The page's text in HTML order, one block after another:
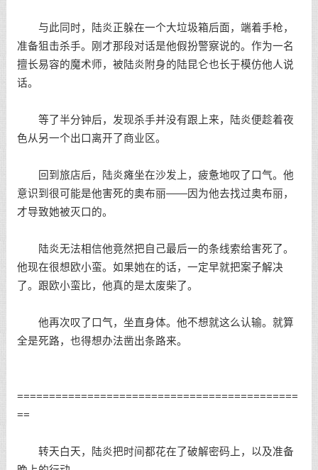
与此同时，陆炎正躲在一个大垃圾箱后面，端着手枪，
准备狙击杀手。刚才那段对话是他假扮警察说的。作为一名
擅长易容的魔术师，被陆炎附身的陆昆仑也长于模仿他人说
话。
等了半分钟后，发现杀手并没有跟上来，陆炎便趁着夜
色从另一个出口离开了商业区。
回到旅店后，陆炎瘫坐在沙发上，疲惫地叹了口气。他
意识到很可能是他害死的奥布丽——因为他去找过奥布丽，
才导致她被灭口的。
陆炎无法相信他竟然把自己最后一的条线索给害死了。
他现在很想欧小蛮。如果她在的话，一定早就把案子解决
了。跟欧小蛮比，他真的是太废柴了。
他再次叹了口气，坐直身体。他不想就这么认输。就算
全是死路，也得想办法凿出条路来。
============================================
==
转天白天，陆炎把时间都花在了破解密码上，以及准备